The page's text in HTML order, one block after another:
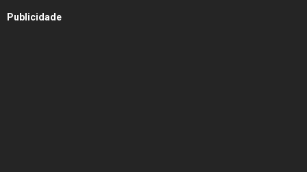
Publicidade